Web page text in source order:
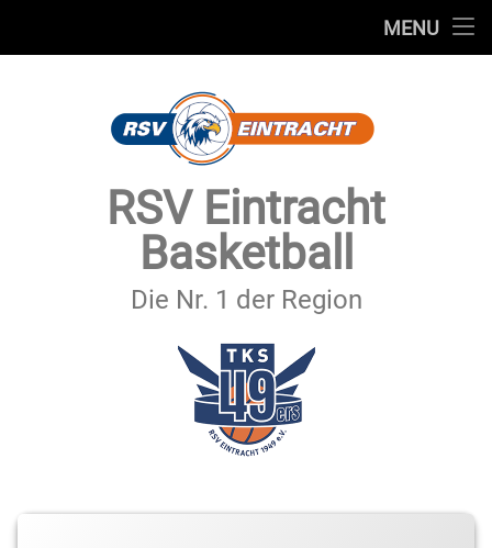
MENU
SECHSTER MANN
IMPRESSUM & DATENSCHUTZ
RSV Eintracht
Basketball
Die Nr. 1 der Region